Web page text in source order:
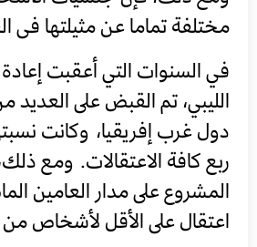
مختلفة تماما عن مثيلتها فى
في السنوات التي أعقبت
الليبي، تم القبض على
دول غرب إفريقيا، وكانت
ربع كافة الاعتقالات. ومع
اعتقال على الأقل لأشخاص